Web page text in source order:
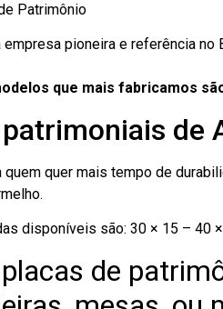
empresa pioneira e referência
que mais fabricamos
de
quem quer mais tempo de
disponíveis são: 30 × 15 – 40
de